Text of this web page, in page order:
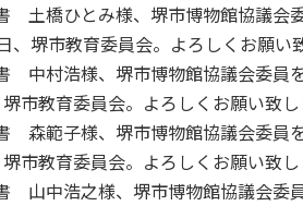
土橋ひとみ様、堺市博物館協議会
、堺市教育委員会。よろしくお願い
中村浩様、堺市博物館協議会委員
市教育委員会。よろしくお願い致し
森範子様、堺市博物館協議会委員
市教育委員会。よろしくお願い致し
山中浩之様、堺市博物館協議会委